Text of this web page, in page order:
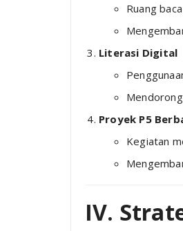
Ruang
Literasi Digital
Proyek P5
Kegiatan
IV.